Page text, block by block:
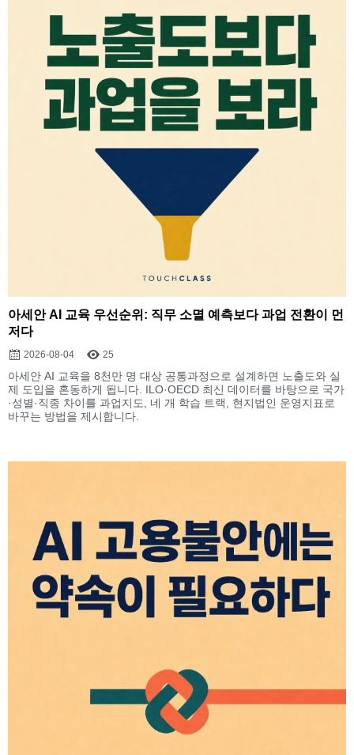
아세안 AI 교육 우선순위: 직무 소멸 예측보다 과업 전환이 먼
저다
2026-08-04 25
아세안 AI 교육을 8천만 명 대상 공통과정으로 설계하면 노출도와 실
제 도입을 혼동하게 됩니다. ILO·OECD 최신 데이터를 바탕으로 국가
·성별·직종 차이를 과업지도, 네 개 학습 트랙, 현지법인 운영지표로
바꾸는 방법을 제시합니다.